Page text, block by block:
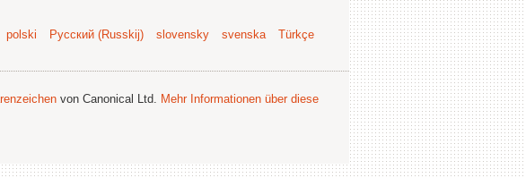
polski Русский (Russkij) slovensky svenska
Türkçe
von Canonical Ltd. Mehr Informationen über diese